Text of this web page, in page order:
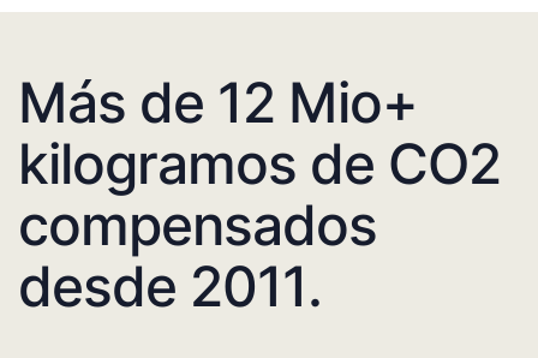
Más de 12 Mio+
kilogramos de CO2
compensados
desde 2011.